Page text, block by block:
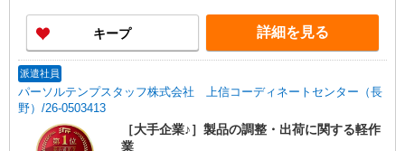
キープ 詳細を見る
派遣社員
パーソルテンプスタッフ株式会社 上信コーディネートセンター（長
野）/26-0503413
［大手企業♪］製品の調整・出荷に関する軽作
業